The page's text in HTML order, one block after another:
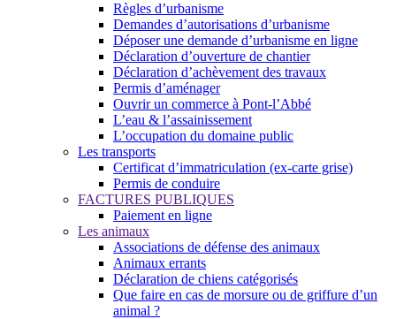
Règles d’urbanisme
Demandes d’autorisations d’urbanisme
Déposer une demande d’urbanisme en ligne
Déclaration d’ouverture de chantier
Déclaration d’achèvement des travaux
Permis d’aménager
Ouvrir un commerce à Pont-l’Abbé
L’eau & l’assainissement
L’occupation du domaine public
Les transports
Certificat d’immatriculation (ex-carte grise)
Permis de conduire
FACTURES PUBLIQUES
Paiement en ligne
Les animaux
Associations de défense des animaux
Animaux errants
Déclaration de chiens catégorisés
Que faire en cas de morsure ou de griffure d’un
animal ?